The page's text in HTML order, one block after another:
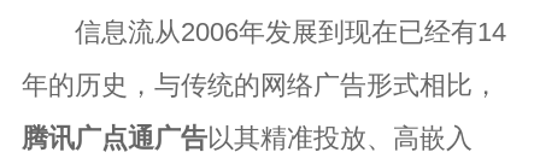
信息流从2006年发展到现在已经有14
年的历史，与传统的网络广告形式相比，
腾讯广点通广告以其精准投放、高嵌入